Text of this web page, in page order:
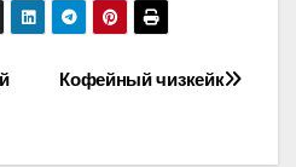
Кофейный чизкейк